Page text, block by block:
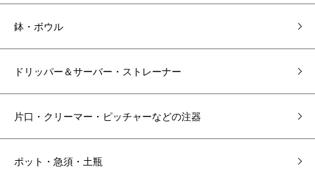
鉢・ボウル
ドリッパー＆サーバー・ストレーナー
片口・クリーマー・ピッチャーなどの注器
ポット・急須・土瓶